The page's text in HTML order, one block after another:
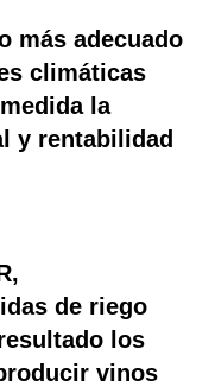
más adecuado
climáticas
la
y rentabilidad
de riego
los
vinos